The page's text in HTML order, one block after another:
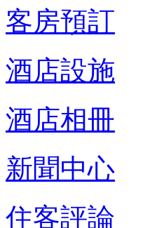
客房預訂
酒店設施
酒店相冊
新聞中心
住客評論